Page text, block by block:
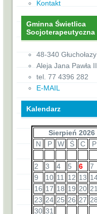
Kontakt
Gminna Świetlica
Socjoterapeutyczna
48-340 Głuchołazy
Aleja Jana Pawła
tel. 77 4396 282
E-MAIL
Kalendarz
Sierpień 2026
N
P W Ś C P
2
3 4 5 6 7
9
10 11 12 13
16 17 18 19 20 21
23 24 25 26 27 28
30 31